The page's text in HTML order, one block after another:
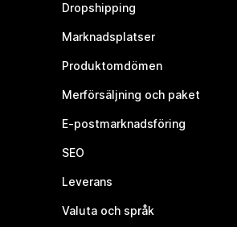
Dropshipping
Marknadsplatser
Produktomdömen
Merförsäljning och paket
E-postmarknadsföring
SEO
Leverans
Valuta och språk